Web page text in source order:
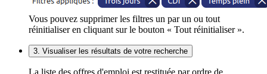
Vous pouvez supprimer les filtres un par un ou tout
réinitialiser en cliquant sur le bouton « Tout réinitialiser ».
3. Visualiser les résultats de votre recherche